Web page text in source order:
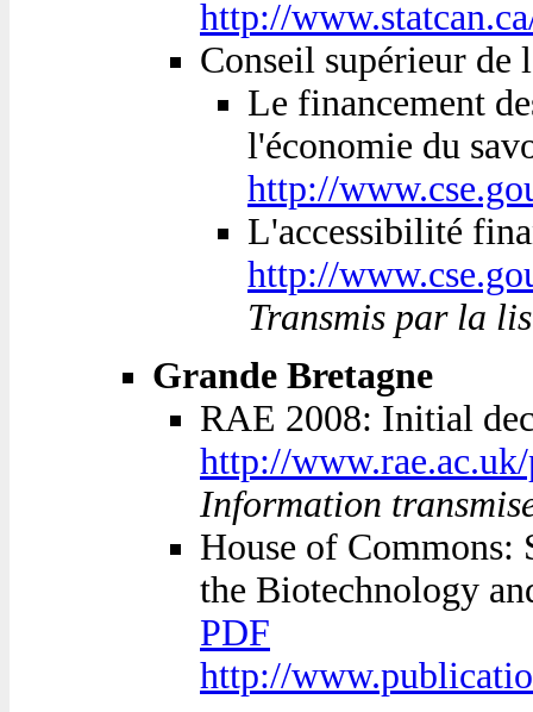
http://
Conseil supérieur de
Le financement
l'économie du
http://
L'accessibilité
http://
Transmis par la
Grande Bretagne
RAE 2008: Initial
http://
Information
House of Commons:
the Biotechnology
PDF
http://